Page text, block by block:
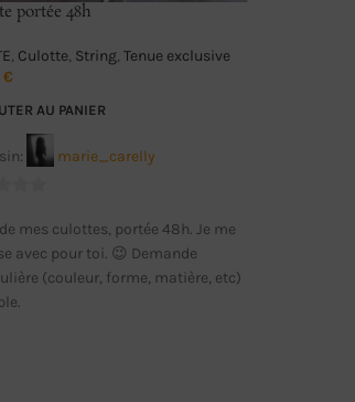
portée 48h
, Culotte, String, Tenue exclusive
€
AU PANIER
marie_carelly
de mes culottes, portée 48h. Je me
avec pour toi. 😉 Demande
(couleur, forme, matière, etc)